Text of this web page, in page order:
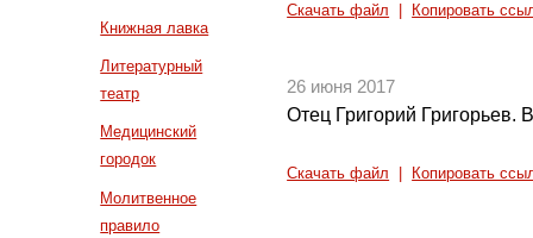
Книжная лавка
Литературный
театр
Медицинский
городок
Молитвенное
правило
Скачать файл Копировать
26 июня 2017
Отец Григорий Григорьев.
Скачать файл Копировать